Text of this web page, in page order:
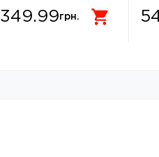
349.99грн.